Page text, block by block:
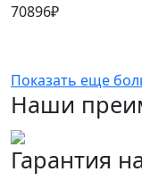
70896₽
Показать еще
Наши
Гарантия